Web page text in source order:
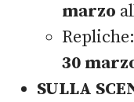
marzo
30
SULLA